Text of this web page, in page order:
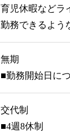
育児休暇などラ
勤務できるよう
無期
■勤務開始日に
交代制
■4週8休制